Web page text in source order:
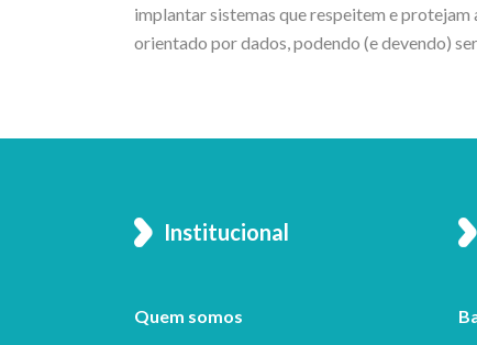
implantar sistemas que respeitem e protejam
orientado por dados, podendo (e devendo)
Institucional
Quem somos